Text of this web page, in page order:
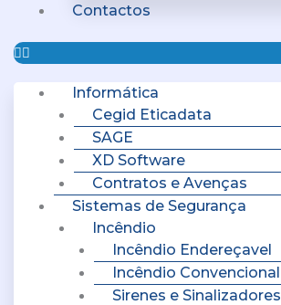
Contactos
Informática
Cegid Eticadata
SAGE
XD Software
Contratos e Avenças
Sistemas de Segurança
Incêndio
Incêndio Endereçavel
Incêndio Convencional
Sirenes e Sinalizadores